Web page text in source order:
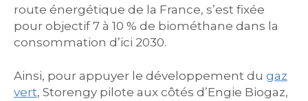
route énergétique de la France, s’est fixée
pour objectif 7 à 10 % de biométhane dans la
consommation d’ici 2030.
Ainsi, pour appuyer le développement du gaz
vert, Storengy pilote aux côtés d’Engie Biogaz,